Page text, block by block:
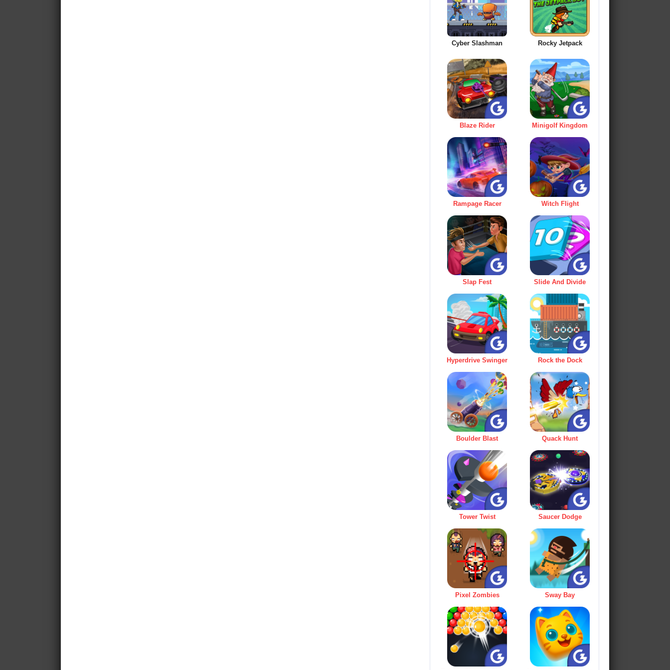
Cyber Slashman Rocky Jetpack
Blaze Rider Minigolf Kingdom
Rampage Racer Witch Flight
Slap Fest Slide And Divide
Hyperdrive Swinger Rock the Dock
Boulder Blast Quack Hunt
Tower Twist Saucer Dodge
Pixel Zombies Sway Bay